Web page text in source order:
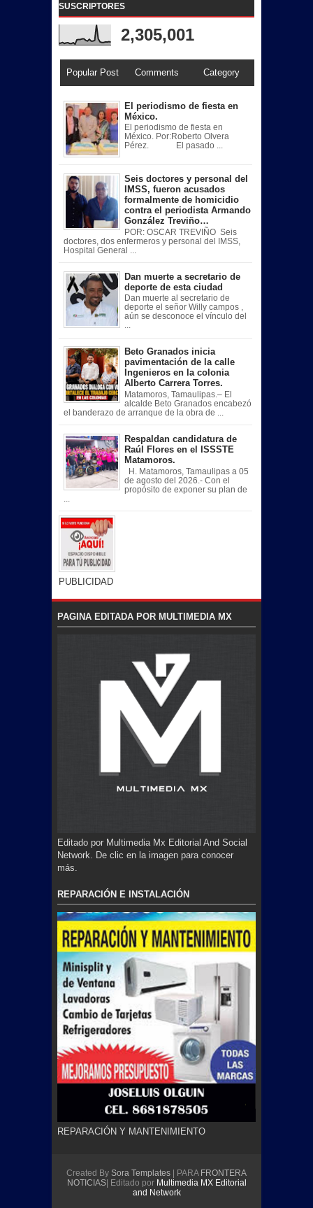
SUSCRIPTORES
2,305,001
Popular Post Comments Category
El periodismo de fiesta en
México.
El periodismo de fiesta en
México. Por:Roberto Olvera
Pérez. El pasado ...
Seis doctores y personal del
IMSS, fueron acusados
formalmente de homicidio
contra el periodista Armando
González Treviño…
POR: OSCAR TREVIÑO Seis
doctores, dos enfermeros y personal del IMSS,
Hospital General ...
Dan muerte a secretario de
deporte de esta ciudad
Dan muerte al secretario de
deporte el señor Willy campos ,
aún se desconoce el vínculo del
Beto Granados inicia
pavimentación de la calle
Ingenieros en la colonia
Alberto Carrera Torres.
Matamoros, Tamaulipas.– El
alcalde Beto Granados encabezó
el banderazo de arranque de la obra de ...
Respaldan candidatura de
Raúl Flores en el ISSSTE
Matamoros.
H. Matamoros, Tamaulipas a 05
de agosto del 2026.- Con el
propósito de exponer su plan de
PUBLICIDAD
PAGINA EDITADA POR MULTIMEDIA MX
Editado por Multimedia Mx Editorial And Social
Network. De clic en la imagen para conocer
más.
REPARACIÓN E INSTALACIÓN
REPARACIÓN Y MANTENIMIENTO
Created By Sora Templates | PARA FRONTERA
NOTICIAS| Editado por Multimedia MX Editorial
and Network